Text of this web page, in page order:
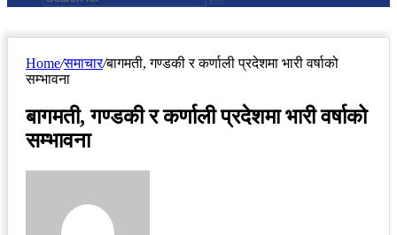
Search
Home/समाचार/बागमती, गण्डकी र कर्णाली प्रदेशमा भारी वर्षाको
सम्भावना
बागमती, गण्डकी र कर्णाली प्रदेशमा भारी वर्षाको
सम्भावना